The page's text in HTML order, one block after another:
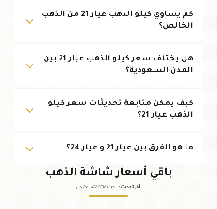
كم يساوي كيلو الذهب عيار 21 من الذهب
الخالص؟
هل يختلف سعر كيلو الذهب عيار 21 بين
المدن السعودية؟
كيف يمكن متابعة تحديثات سعر كيلو
الذهب عيار 21؟
ما هو الفرق بين عيار 21 و عيار 24؟
باقي أسعار شاشة الذهب
آخر تحديث : الجمعة ٠٧ /٠٨/٢٠٢٦ - ٠٩:٠٥ ص